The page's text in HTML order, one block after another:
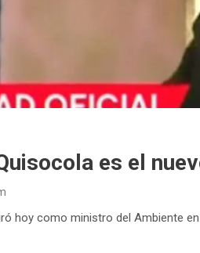
es el
hoy como ministro del Ambiente